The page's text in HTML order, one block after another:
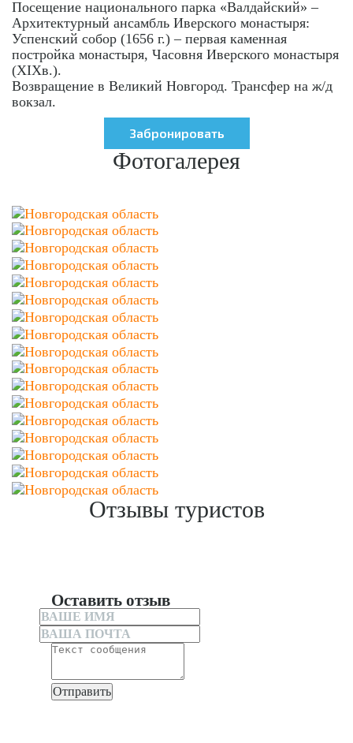
Посещение национального парка «Валдайский» –
Архитектурный ансамбль Иверского монастыря:
Успенский собор (1656 г.) – первая каменная
постройка монастыря, Часовня Иверского монастыря
(XIXв.).
Возвращение в Великий Новгород. Трансфер на ж/д
вокзал.
Фотогалерея
Отзывы туристов
Оставить отзыв
Отправить